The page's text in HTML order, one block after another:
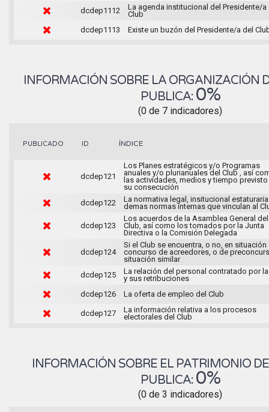
dcdep1112
La agenda institucional del Presidente/a
Club
dcdep1113
Existe un buzón del Presidente/a del
INFORMACIÓN SOBRE LA ORGANIZACIÓN
PUBLICA: 0%
(0 de 7 indicadores)
PUBLICADO ID ÍNDICE
dcdep121
Los Planes estratégicos y/o Programas
anuales y/o plurianuales del Club , así
las actividades, medios y tiempo previsto
su consecución
dcdep122
La normativa legal, insitucional
demas normas internas que vinculan al
dcdep123
Los acuerdos de la Asamblea General del
Club, así como los tomados por la Junta
Directiva o la Comisión Delegada
dcdep124
Si el Club se encuentra, o no, en situación
concurso de acreedores, o de
situación similar
dcdep125
La relación del personal contratado por
y sus retribuciones
dcdep126
La oferta de empleo del Club
dcdep127
La información relativa a los procesos
electorales del Club
INFORMACIÓN SOBRE EL PATRIMONIO
PUBLICA: 0%
(0 de 3 indicadores)